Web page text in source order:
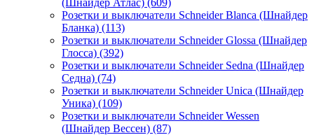
Розетки и выключатели Schneider Blanca (Шнайдер
Бланка) (113)
Розетки и выключатели Schneider Glossa (Шнайдер
Глосса) (392)
Розетки и выключатели Schneider Sedna (Шнайдер
Седна) (74)
Розетки и выключатели Schneider Unica (Шнайдер
Уника) (109)
Розетки и выключатели Schneider Wessen
(Шнайдер Вессен) (87)